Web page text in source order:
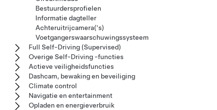
Bestuurdersprofielen
Informatie dagteller
Achteruitrijcamera('s)
Voetgangerswaarschuwingssysteem
Full Self-Driving (Supervised)
Overige Self-Driving -functies
Actieve veiligheidsfuncties
Dashcam, bewaking en beveiliging
Climate control
Navigatie en entertainment
Opladen en energieverbruik